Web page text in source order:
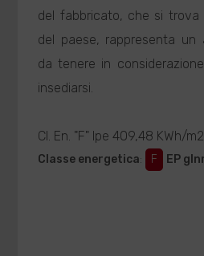
del fabbricato, che si trova
del paese, rappresenta un
da tenere in
insediarsi.
Cl. En. "F" Ipe 409,48 KWh/
Classe energetica: F EP